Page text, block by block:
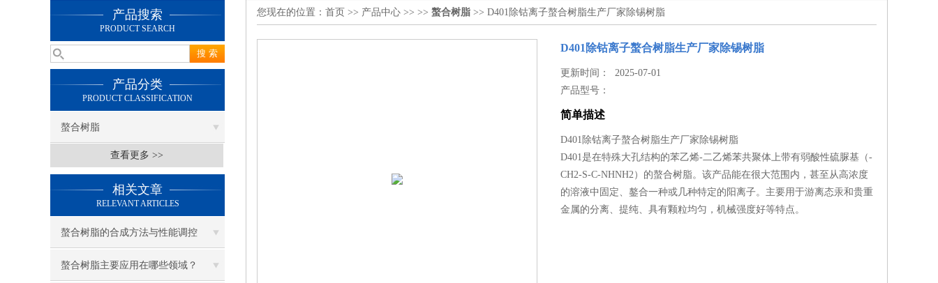
产品搜索
PRODUCT SEARCH
产品分类
PRODUCT CLASSIFICATION
螯合树脂
查看更多 >>
相关文章
RELEVANT ARTICLES
螯合树脂的合成方法与性能调控
螯合树脂主要应用在哪些领域？
您现在的位置： 首页 >> 产品中心 >> >> 螯合树脂 >> D401除钴离子螯合树脂生产厂家除锡树脂
D401除钴离子螯合树脂生产厂家除锡树脂
更新时间： 2025-07-01
产品型号：
简单描述
D401除钴离子螯合树脂生产厂家除锡树脂
D401是在特殊大孔结构的苯乙烯-二乙烯苯共聚体上带有弱酸性硫脲基（-
CH2-S-C-NHNH2）的螯合树脂。该产品能在很大范围内，甚至从高浓度
的溶液中固定、鏊合一种或几种特定的阳离子。主要用于游离态汞和贵重
金属的分离、提纯、具有颗粒均匀，机械强度好等特点。